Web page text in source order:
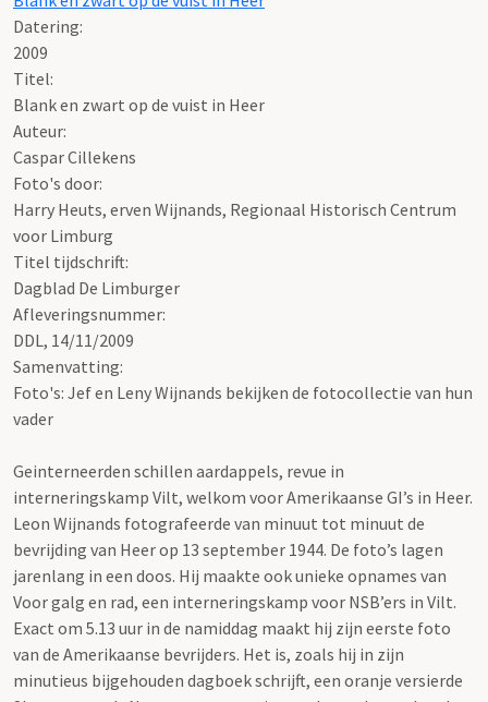
Datering:
2009
Titel:
Blank en zwart op de vuist in Heer
Auteur:
Caspar Cillekens
Foto's door:
Harry Heuts, erven Wijnands, Regionaal Historisch Centrum
voor Limburg
Titel tijdschrift:
Dagblad De Limburger
Afleveringsnummer:
DDL, 14/11/2009
Samenvatting:
Foto's: Jef en Leny Wijnands bekijken de fotocollectie van hun
vader
Geinterneerden schillen aardappels, revue in
interneringskamp Vilt, welkom voor Amerikaanse GI’s in Heer.
Leon Wijnands fotografeerde van minuut tot minuut de
bevrijding van Heer op 13 september 1944. De foto’s lagen
jarenlang in een doos. Hij maakte ook unieke opnames van
Voor galg en rad, een interneringskamp voor NSB’ers in Vilt.
Exact om 5.13 uur in de namiddag maakt hij zijn eerste foto
van de Amerikaanse bevrijders. Het is, zoals hij in zijn
minutieus bijgehouden dagboek schrijft, een oranje versierde